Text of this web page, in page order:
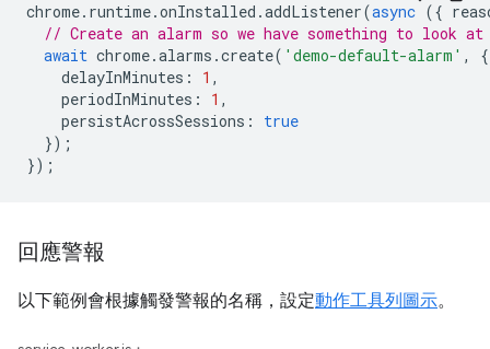
chrome. runtime.onInstalled .addListener(async ({
// Create an alarm so we have something to look at
await chrome.alarms .create( 'demo-default-alarm' ,
{
delayInMinutes : 1 ,
periodInMinutes : 1 ,
persistAcrossSessions :
true
});
});
回應警報
以下範例會根據觸發警報的名稱，設定動作工具列圖示。